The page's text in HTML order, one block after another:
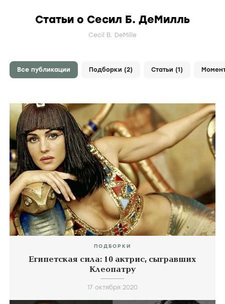
Статьи о Сесил Б. ДеМилль
Cecil B. DeMille
Все публикации Подборки (2) Статьи (1)
ПОДБОРКИ
Египетская сила: 10 актрис, сыгравших
Клеопатру
17 октября 2020